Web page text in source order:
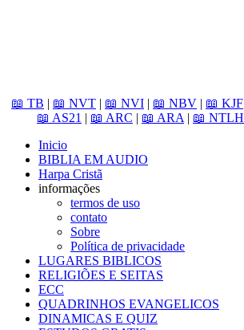
📖 TB | 📖 NVT | 📖 NVI | 📖 NBV | 📖 KJF
📖 AS21 | 📖 ARC | 📖 ARA | 📖 NTLH
Inicio
BIBLIA EM AUDIO
Harpa Cristã
informações
termos de uso
contato
Sobre
Política de privacidade
LUGARES BIBLICOS
RELIGIÕES E SEITAS
ECC
QUADRINHOS EVANGELICOS
DINAMICAS E QUIZ